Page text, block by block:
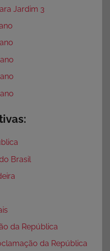
Jardim 3
Brasil
da República
da República